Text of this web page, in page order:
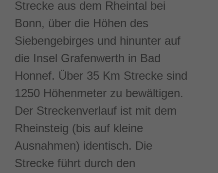
Strecke aus dem Rheintal bei
Bonn, über die Höhen des
Siebengebirges und hinunter auf
die Insel Grafenwerth in Bad
Honnef. Über 35 Km Strecke sind
1250 Höhenmeter zu bewältigen.
Der Streckenverlauf ist mit dem
Rheinsteig (bis auf kleine
Ausnahmen) identisch. Die
Strecke führt durch den